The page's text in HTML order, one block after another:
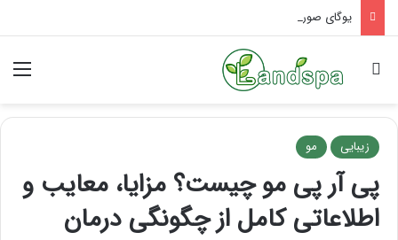
یوگای صورت برای لیفت: راز پوست جوان
جستجو برای
زیبایی مو
پی آر پی مو چیست؟ مزایا، معایب و
اطلاعاتی کامل از چگونگی درمان